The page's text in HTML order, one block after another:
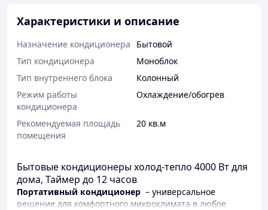
Характеристики и описание
Назначение кондиционера
Бытовой
Тип кондиционера
Моноблок
Тип внутреннего блока
Колонный
Режим работы
кондиционера
Охлаждение/обогрев
Рекомендуемая площадь
помещения
20 кв.м
Бытовые кондиционеры холод-тепло 4000 Вт для
дома, Таймер до 12 часов
Портативный кондиционер – универсальное
решение для комфортного микроклимата в любое